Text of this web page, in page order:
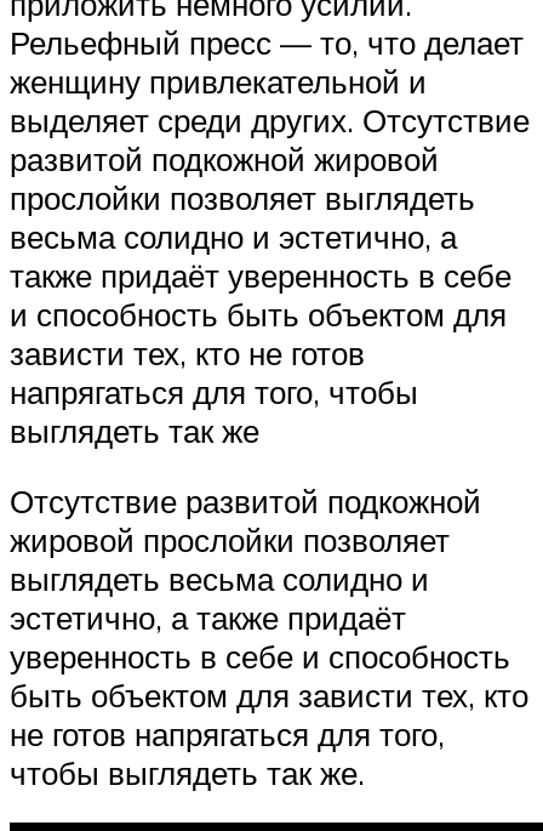
Рельефный пресс — то, что делает
женщину привлекательной и
выделяет среди других. Отсутствие
развитой подкожной жировой
прослойки позволяет выглядеть
весьма солидно и эстетично, а
также придаёт уверенность в себе
и способность быть объектом для
зависти тех, кто не готов
напрягаться для того, чтобы
выглядеть так же
Отсутствие развитой подкожной
жировой прослойки позволяет
выглядеть весьма солидно и
эстетично, а также придаёт
уверенность в себе и способность
быть объектом для зависти тех, кто
не готов напрягаться для того,
чтобы выглядеть так же.